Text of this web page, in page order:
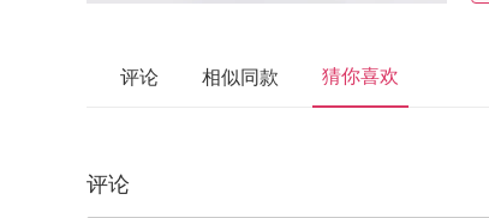
评论 相似同款 猜你喜欢
评论